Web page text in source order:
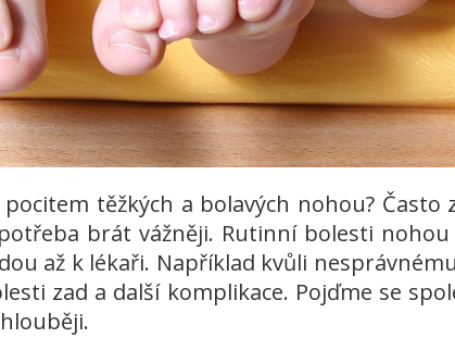
pocitem těžkých a bolavých nohou?
brát vážněji. Rutinní bolesti
až k lékaři. Například kvůli
zad a další komplikace. Pojďme se